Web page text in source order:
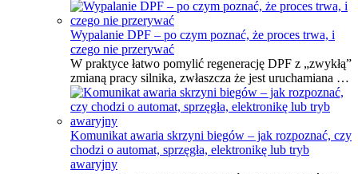
Wypalanie DPF – po czym poznać, że proces trwa, i
czego nie przerywać
W praktyce łatwo pomylić regenerację DPF z „zwykłą”
zmianą pracy silnika, zwłaszcza że jest uruchamiana …
Komunikat awaria skrzyni biegów – jak rozpoznać, czy
chodzi o automat, sprzęgła, elektronikę lub tryb
awaryjny